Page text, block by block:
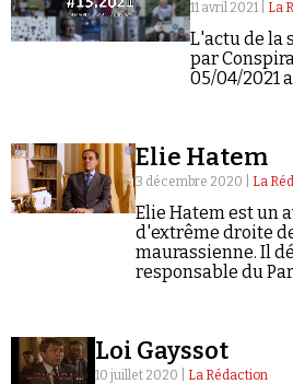
Newsletter
Faire un don
Se connecter
Rechercher dans tous les
Cibler votre recherche
11 avril 2021 | La
L'actu de la
par
05/04/2021
Elie Hatem
3 décembre 2020 | La
Elie Hatem est un
d'extrême droite
maurassienne. Il
responsable du
Loi Gayssot
10 juillet 2020 | La Rédaction